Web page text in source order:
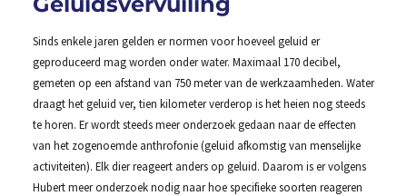
Sinds enkele jaren gelden er normen voor hoeveel geluid er
geproduceerd mag worden onder water. Maximaal 170 decibel,
gemeten op een afstand van 750 meter van de werkzaamheden. Water
draagt het geluid ver, tien kilometer verderop is het heien nog steeds
te horen. Er wordt steeds meer onderzoek gedaan naar de effecten
van het zogenoemde anthrofonie (geluid afkomstig van menselijke
activiteiten). Elk dier reageert anders op geluid. Daarom is er volgens
Hubert meer onderzoek nodig naar hoe specifieke soorten reageren